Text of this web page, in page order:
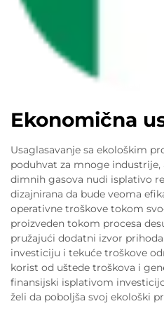
Ekonomična
Usaglasavanje sa ekološkim
poduhvat za mnoge industrije,
dimnih gasova nudi isplativo
dizajnirana da bude veoma
operativne troškove tokom
proizveden tokom procesa
pružajući dodatni izvor
investiciju i tekuće troškove
korist od uštede troškova i
finansijski isplativom
želi da poboljša svoj ekološki